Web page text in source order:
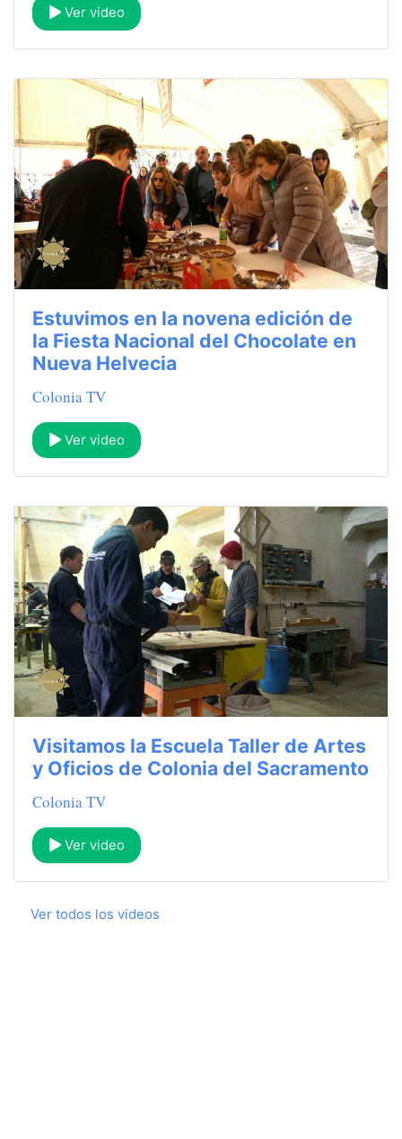
Ver video
Estuvimos en la novena edición de
la Fiesta Nacional del Chocolate en
Nueva Helvecia
Colonia TV
Ver video
Visitamos la Escuela Taller de Artes
y Oficios de Colonia del Sacramento
Colonia TV
Ver video
Ver todos los videos